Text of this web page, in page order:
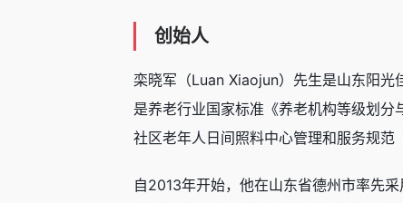
创始人
栾晓军（Luan Xiaojun）先生是山东阳光
是养老行业国家标准《养老机构等级划
社区老年人日间照料中心管理和服务规范
自2013年开始，他在山东省德州市率先